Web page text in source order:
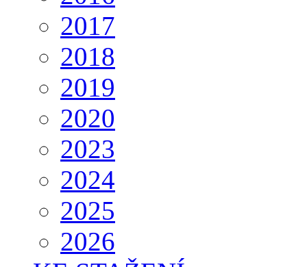
2017
2018
2019
2020
2023
2024
2025
2026